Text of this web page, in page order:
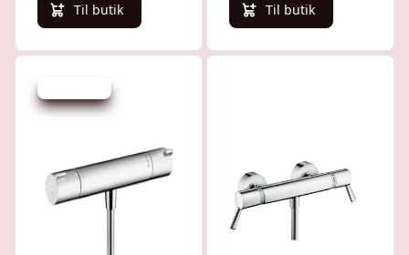
Til butik Til butik